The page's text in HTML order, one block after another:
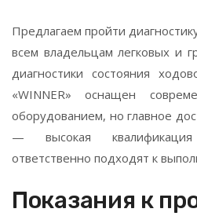
Предлагаем пройти
всем владельцам легковых и
диагностики состояния
«WINNER» оснащен
оборудованием, но главное
— высокая
ответственно подходят к
Показания к